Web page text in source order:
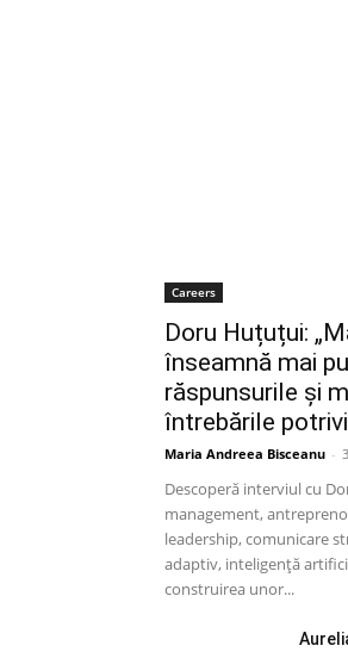
Careers
Doru Huțuțui:
înseamnă mai
răspunsurile și
întrebările
Maria Andreea Bisceanu -
Descoperă interviul cu
management,
leadership, comunicare
adaptiv, inteligență
construirea unor...